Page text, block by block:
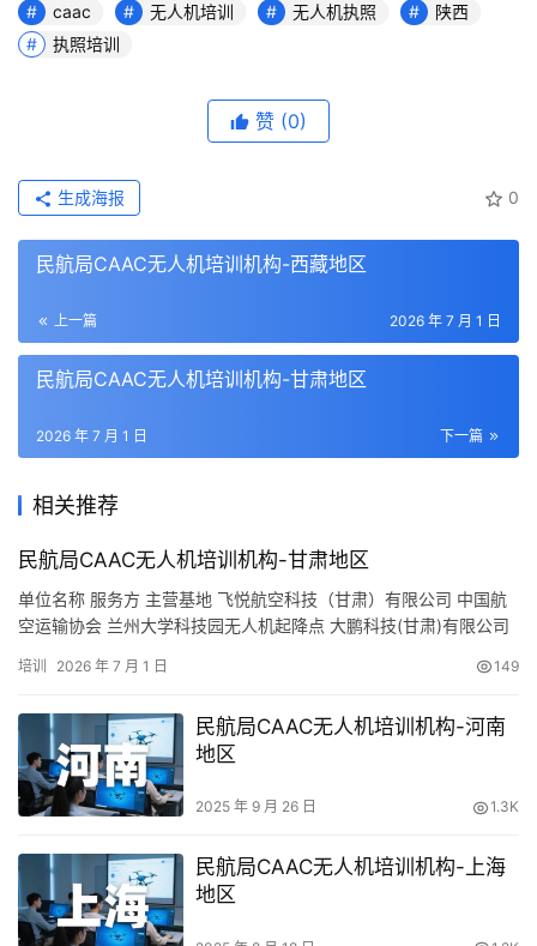
caac 无人机培训 无人机执照
陕西
执照培训
赞 (0)
0
生成海报
民航局CAAC无人机培训机构-西藏地区
上一篇 2026 年 7 月 1 日
民航局CAAC无人机培训机构-甘肃地区
下一篇
2026 年 7 月 1 日
相关推荐
民航局CAAC无人机培训机构-甘肃地区
单位名称 服务方 主营基地 飞悦航空科技（甘肃）有限公司 中国航
空运输协会 兰州大学科技园无人机起降点 大鹏科技(甘肃)有限公司
号龙头山庄游客接待中心 嘉峪关市智联铭安职业技能培训学校有限
地 甘肃启远智能科技有限责任公司 中国航空…
培训 2026 年 7 月 1 日 149
民航局CAAC无人机培训机构-河南
地区
2025 年 9 月 26 日 1.3K
民航局CAAC无人机培训机构-上海
地区